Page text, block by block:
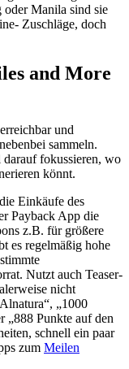
Manila sind sie
Zuschläge, doch
and More
und
sammeln.
darauf fokussieren, wo
könnt.
Einkäufe des
Payback App die
z.B. für größere
es regelmäßig hohe
Nutzt auch Teaser-
nicht
„1000
„888 Punkte auf den
schnell ein paar
zum Meilen